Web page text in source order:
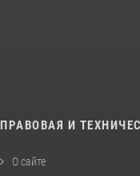
ПРАВОВАЯ И
О сайте